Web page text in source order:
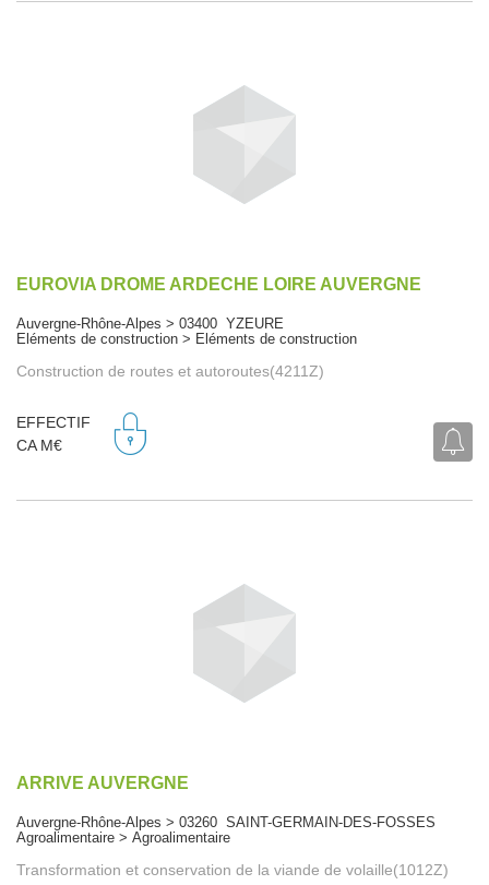
EUROVIA DROME ARDECHE LOIRE AUVERGNE
Auvergne-Rhône-Alpes > 03400 YZEURE
Eléments de construction > Eléments de construction
Construction de routes et autoroutes(4211Z)
EFFECTIF
CA M€
ARRIVE AUVERGNE
Auvergne-Rhône-Alpes > 03260 SAINT-GERMAIN-DES-FOSSES
Agroalimentaire > Agroalimentaire
Transformation et conservation de la viande de volaille(1012Z)